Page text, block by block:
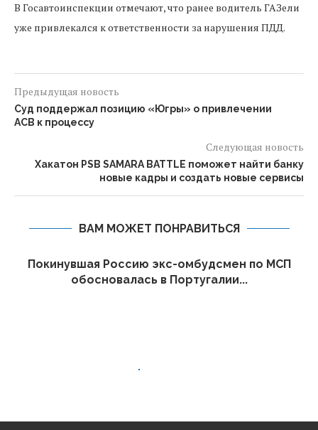
В Госавтоинспекции отмечают, что ранее водитель ГАЗели
уже привлекался к ответственности за нарушения ПДД.
Предыдущая новость
Суд поддержал позицию «Югры» о привлечении
АСВ к процессу
Следующая новость
Хакатон PSB SAMARA BATTLE поможет найти банку
новые кадры и создать новые сервисы
ВАМ МОЖЕТ ПОНРАВИТЬСЯ
Покинувшая Россию экс-омбудсмен по МСП
обосновалась в Португалии...